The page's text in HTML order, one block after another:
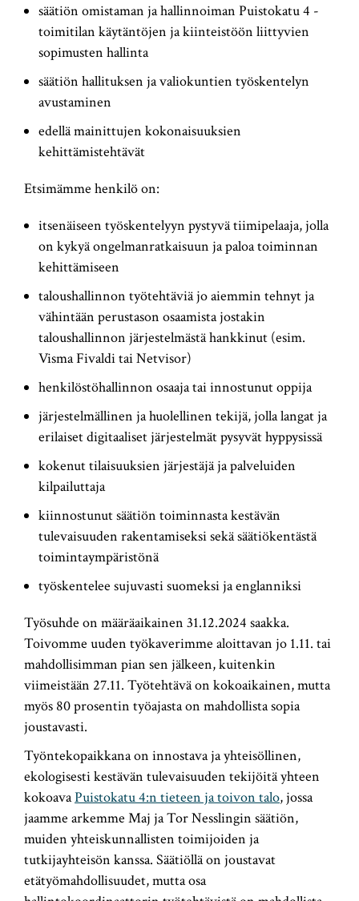
säätiön omistaman ja hallinnoiman Puistokatu 4 -
toimitilan käytäntöjen ja kiinteistöön liittyvien
sopimusten hallinta
säätiön hallituksen ja valiokuntien työskentelyn
avustaminen
edellä mainittujen kokonaisuuksien
kehittämistehtävät
Etsimämme henkilö on:
itsenäiseen työskentelyyn pystyvä tiimipelaaja, jolla
on kykyä ongelmanratkaisuun ja paloa toiminnan
kehittämiseen
taloushallinnon työtehtäviä jo aiemmin tehnyt ja
vähintään perustason osaamista jostakin
taloushallinnon järjestelmästä hankkinut (esim.
Visma Fivaldi tai Netvisor)
henkilöstöhallinnon osaaja tai innostunut oppija
järjestelmällinen ja huolellinen tekijä, jolla langat ja
erilaiset digitaaliset järjestelmät pysyvät hyppysissä
kokenut tilaisuuksien järjestäjä ja palveluiden
kilpailuttaja
kiinnostunut säätiön toiminnasta kestävän
tulevaisuuden rakentamiseksi sekä säätiökentästä
toimintaympäristönä
työskentelee sujuvasti suomeksi ja englanniksi
Työsuhde on määräaikainen 31.12.2024 saakka.
Toivomme uuden työkaverimme aloittavan jo 1.11. tai
mahdollisimman pian sen jälkeen, kuitenkin
viimeistään 27.11. Työtehtävä on kokoaikainen, mutta
myös 80 prosentin työajasta on mahdollista sopia
joustavasti.
Työntekopaikkana on innostava ja yhteisöllinen,
ekologisesti kestävän tulevaisuuden tekijöitä yhteen
kokoavaPuistokatu 4:n tieteen ja toivon talo, jossa
jaamme arkemme Maj ja Tor Nesslingin säätiön,
muiden yhteiskunnallisten toimijoiden ja
tutkijayhteisön kanssa. Säätiöllä on joustavat
etätyömahdollisuudet, mutta osa